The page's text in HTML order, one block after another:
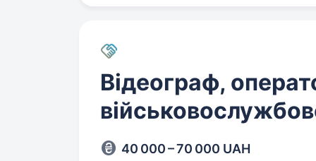
Відеограф,
40 000 – 70 000 UAH